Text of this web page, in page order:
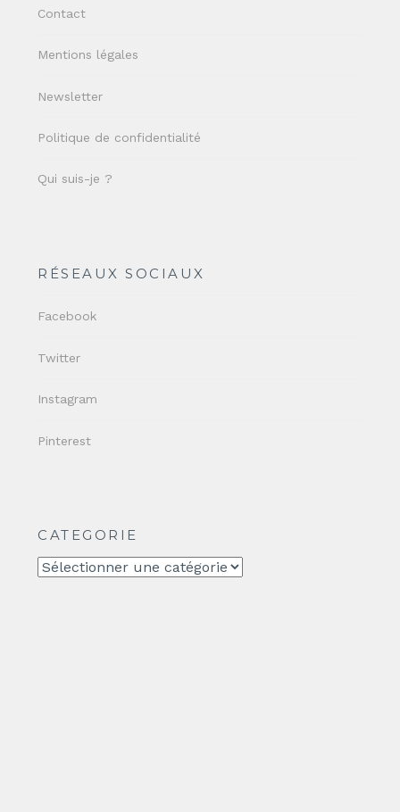
Contact
Mentions légales
Newsletter
Politique de confidentialité
Qui suis-je ?
RÉSEAUX SOCIAUX
Facebook
Twitter
Instagram
Pinterest
CATEGORIE
CATEGORIE